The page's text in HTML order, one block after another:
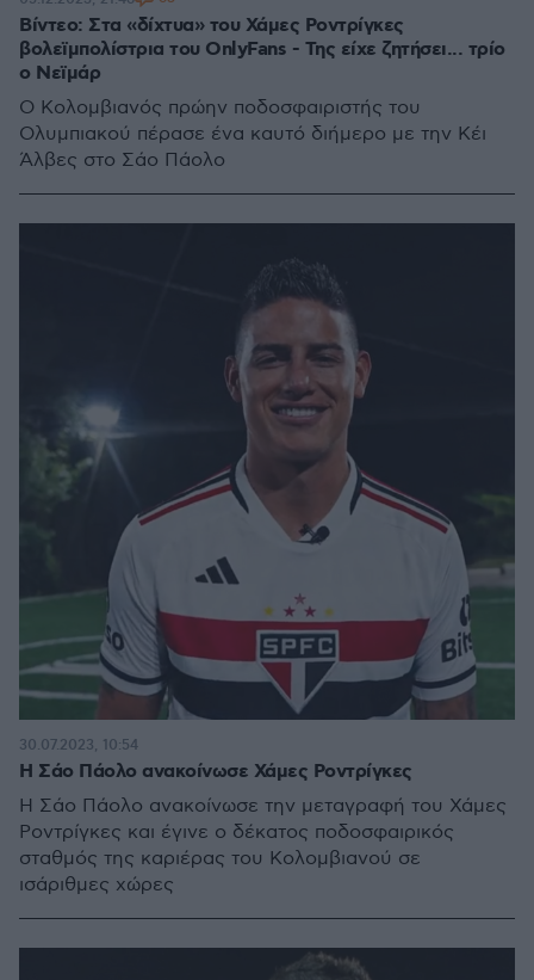
Βίντεο: Στα «δίχτυα» του Χάμες Ροντρίγκες
βολεϊμπολίστρια του OnlyFans - Της είχε ζητήσει... τρίο
ο Νεϊμάρ
Ο Κολομβιανός πρώην ποδοσφαιριστής του
Ολυμπιακού πέρασε ένα καυτό διήμερο με την Κέι
Άλβες στο Σάο Πάολο
Η Σάο Πάολο ανακοίνωσε Χάμες Ροντρίγκες
Η Σάο Πάολο ανακοίνωσε την μεταγραφή του Χάμες
Ροντρίγκες και έγινε ο δέκατος ποδοσφαιρικός
σταθμός της καριέρας του Κολομβιανού σε
ισάριθμες χώρες
30.07.2023, 10:54